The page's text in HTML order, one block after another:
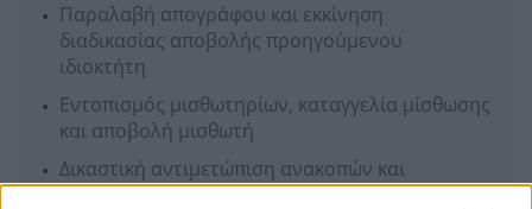
Παραλαβή απογράφου και εκκίνηση
διαδικασίας αποβολής προηγούμενου
ιδιοκτήτη
Εντοπισμός μισθωτηρίων, καταγγελία μίσθωσης
και αποβολή μισθωτή
Δικαστική αντιμετώπιση ανακοπών και
αιτήσεων αναστολής